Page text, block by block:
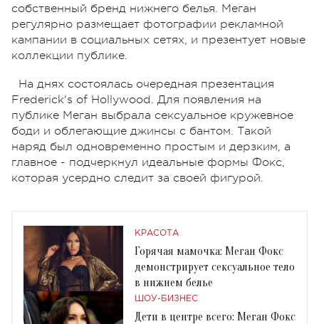
собственный бренд нижнего белья. Меган
регулярно размещает фотографии рекламной
кампании в социальных сетях, и презентует новые
коллекции публике.
На днях состоялась очередная презентация
Frederick's of Hollywood. Для появления на
публике Меган выбрала сексуальное кружевное
боди и облегающие джинсы с бантом. Такой
наряд был одновременно простым и дерзким, а
главное - подчеркнул идеальные формы Фокс,
которая усердно следит за своей фигурой.
КРАСОТА
Горячая мамочка: Меган Фокс
демонстрирует сексуальное тело
в нижнем белье
ШОУ-БИЗНЕС
Дети в центре всего: Меган Фокс